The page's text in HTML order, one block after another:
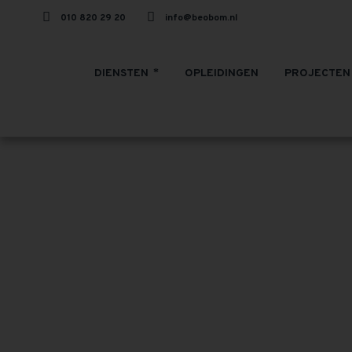
010 820 29 20 info@beobom.nl
DIENSTEN OPLEIDINGEN PROJECTEN